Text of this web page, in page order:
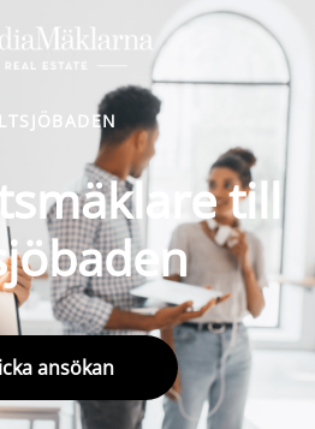
till
ansökan